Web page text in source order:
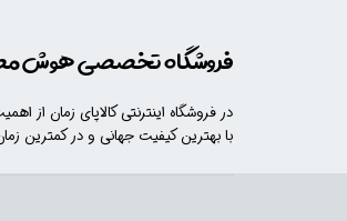
فروشگاه تخصصی هوش
در فروشگاه اینترنتی کالاپای زمان از
با​​​ بهترین کیفیت جهانی و در کمترین